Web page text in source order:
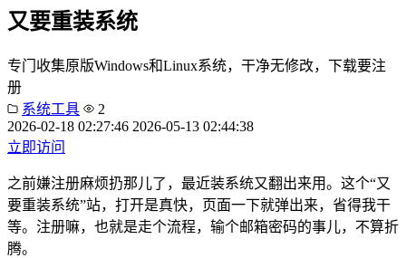
又要重装系统
专门收集原版Windows和Linux系统，干净无修改，下载要注
册
系统工具
2
2026-02-18 02:27:46 2026-05-13 02:44:38
立即访问
之前嫌注册麻烦扔那儿了，最近装系统又翻出来用。这个“又
要重装系统”站，打开是真快，页面一下就弹出来，省得我干
等。注册嘛，也就是走个流程，输个邮箱密码的事儿，不算折
腾。